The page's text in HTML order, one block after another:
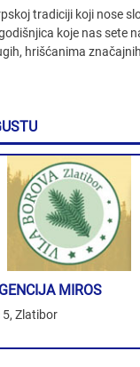
tradiciji koji nose
koje nas sete
hrišćanima
MIROS
Zlatibor